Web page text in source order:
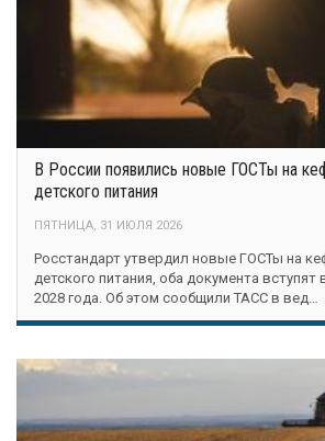
В России появились новые ГОСТы на
детского питания
ПЯТНИЦА, 31 ИЮЛЯ 2026
Росстандарт утвердил новые ГОСТы на
детского питания, оба документа вступят
2028 года. Об этом сообщили ТАСС в вед…